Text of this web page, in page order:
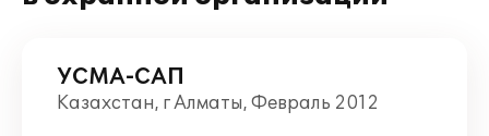
УСМА-САП
Казахстан, г Алматы, Февраль 2012